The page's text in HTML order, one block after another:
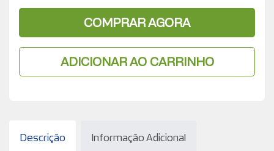
COMPRAR AGORA
ADICIONAR AO CARRINHO
Descrição Informação Adicional